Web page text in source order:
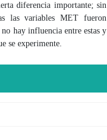
diferencia importante; sin
las variables MET fueron
hay influencia entre estas y
se experimente.